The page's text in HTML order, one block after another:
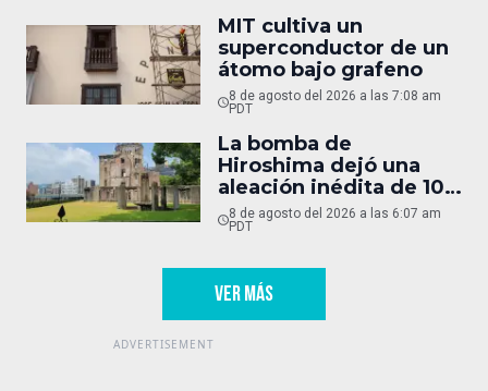
MIT cultiva un
superconductor de un
átomo bajo grafeno
8 de agosto del 2026 a las 7:08 am
PDT
La bomba de
Hiroshima dejó una
aleación inédita de 10
micras
8 de agosto del 2026 a las 6:07 am
PDT
VER MÁS